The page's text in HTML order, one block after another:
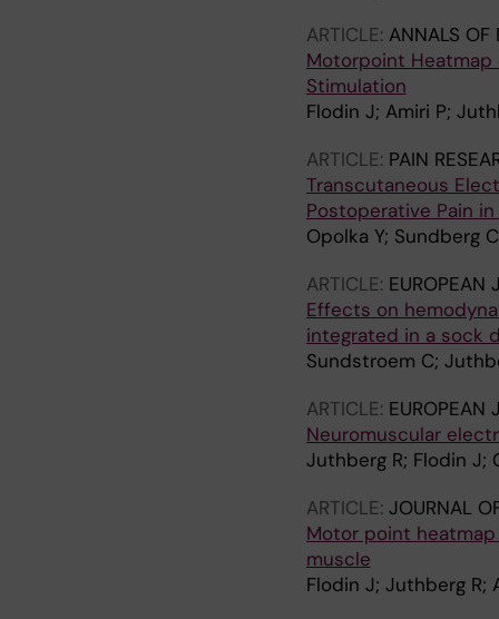
ARTICLE: ANNALS OF
Motorpoint Heatmap
Stimulation
Flodin J; Amiri P;
ARTICLE: PAIN
Transcutaneous
Postoperative Pain
Opolka Y; Sundberg
ARTICLE: EUROPEAN
Effects on
integrated in a sock
Sundstroem C;
ARTICLE: EUROPEAN
Neuromuscular
Juthberg R; Flodin J;
ARTICLE: JOURNAL
Motor point
muscle
Flodin J; Juthberg R;